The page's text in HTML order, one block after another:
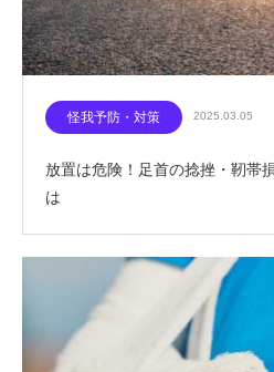
怪我予防・対策 2025.03.05
放置は危険！足首の捻挫・靭帯
は